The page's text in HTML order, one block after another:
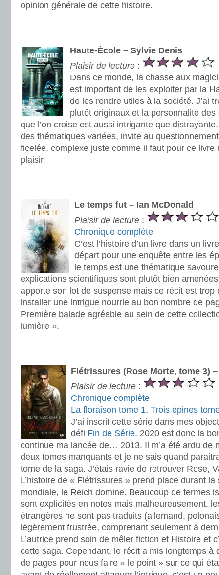
opinion générale de cette histoire.
Haute-École – Sylvie Denis
Plaisir de lecture :
Dans ce monde, la chasse aux
est important de les exploiter par la
de les rendre utiles à la société. J’ai
plutôt originaux et la personnalité
que l’on croise est aussi intrigante que
des thématiques variées, invite au
ficelée, complexe juste comme il faut pour ce livre
plaisir.
Le temps fut – Ian McDonald
Plaisir de lecture :
Chronique complète
C’est l’histoire d’un livre dans un
départ pour une enquête entre les
le temps est une thématique
explications scientifiques sont plutôt bien
apporte son lot de suspense mais ce récit est trop
installer une intrigue nourrie au bon nombre de
Première balade agréable au sein de cette
lumière ».
Flétrissures (Rose Morte, tome 3)
Plaisir de lecture :
Chronique complète
La floraison tome 1, Trois épines
J’ai inscrit cette série dans mes
défi Fin de Série. 2020 est donc la
continue ma lancée de… 2013. Il m’a été ardu de
deux tomes manquants et je ne sais quand
tome de la saga. J’étais ravie de retrouver Rose,
L’histoire de « Flétrissures » prend place durant
mondiale, le Reich domine. Beaucoup de termes
sont explicités en notes mais malheureusement,
étrangères ne sont pas traduits (allemand,
légèrement frustrée, comprenant seulement à
L’autrice prend soin de mêler fiction et Histoire et
cette saga. Cependant, le récit a mis longtemps
de pages pour nous faire « le point » sur ce qui